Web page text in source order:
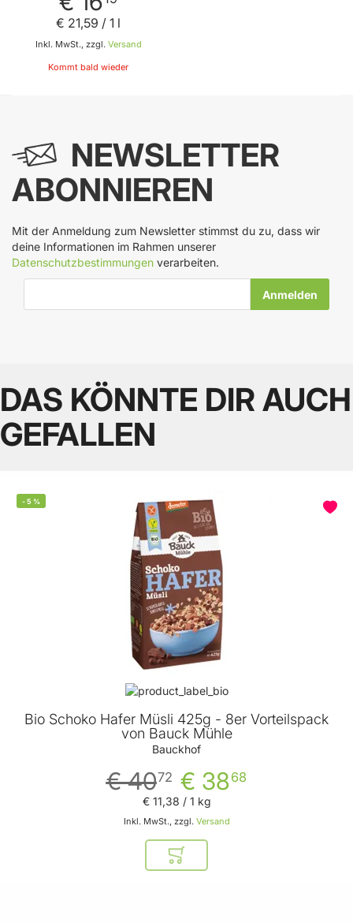
Inkl. MwSt., zzgl. Versand
€ 21,59 / 1 l
Kommt bald wieder
NEWSLETTER
ABONNIEREN
Mit der Anmeldung zum Newsletter stimmst du zu, dass wir
deine Informationen im Rahmen unserer
Datenschutzbestimmungen verarbeiten.
DAS KÖNNTE DIR AUCH
GEFALLEN
-5 %
Bio Schoko Hafer Müsli 425g - 8er Vorteilspack
von Bauck Mühle
Bauckhof
€ 3868
€ 4072
Inkl. MwSt., zzgl. Versand
€ 11,38 / 1 kg
In den Warenkorb